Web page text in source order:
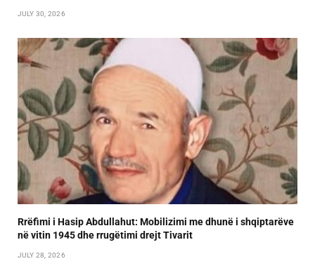
JULY 30, 2026
Rrëfimi i Hasip Abdullahut: Mobilizimi me dhunë i shqiptarëve
në vitin 1945 dhe rrugëtimi drejt Tivarit
JULY 28, 2026